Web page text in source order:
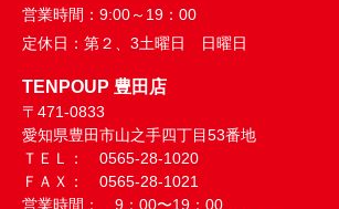
営業時間： 9:00～19：00
定休日： 第２、3土曜日 日曜日
TENPOUP 豊田店
〒471-0833
愛知県豊田市山之手四丁目53番地
ＴＥＬ： 0565-28-1020
ＦＡＸ： 0565-28-1021
営業時間： 9：00〜19：00